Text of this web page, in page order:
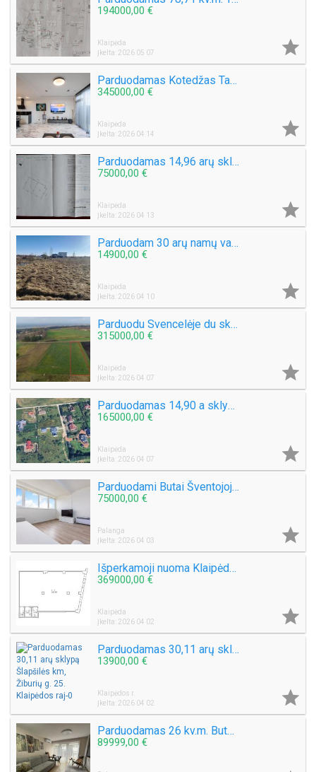
194000,00 €
Klaipėda
Įkelta: 2026 05 07

Parduodamas Kotedžas Tauralaukyje
345000,00 €
Klaipėda
Įkelta: 2026 04 14

Parduodamas 14,96 arų sklypas Eketės g. Radailiai šalia Eketės tvenkinio
75000,00 €
Klaipėda
Įkelta: 2026 04 13

Parduodam 30 arų namų valdos sklypą Šlapšilės km, Žiburių g. 25. Klaipėdos raj.
14900,00 €
Klaipėda
Įkelta: 2026 04 10

Parduodu Svencelėje du sklypus. Bendras plotas 54a.
315000,00 €
Klaipėda
Įkelta: 2026 04 07

Parduodamas 14,90 a sklypas pajūrio kvartale Karklėje Karklininkų g.
165000,00 €
Klaipėda
Įkelta: 2026 04 07

Parduodami Butai Šventojoje 1-2-3 kambarių
75000,00 €
Palanga
Įkelta: 2026 04 03

Išperkamoji nuoma Klaipėdoje ir Klaipėdos raj.
369000,00 €
Klaipėda
Įkelta: 2026 04 02

Parduodamas 30,11 arų sklypą Šlapšilės km, Žiburių g. 25. Klaipėdos raj
13900,00 €
Klaipėdos r.
Įkelta: 2026 04 02

Parduodamas 26 kv.m. Butas Šventojoje su +13 Terasa
89999,00 €